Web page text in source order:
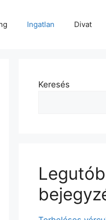
Ingatlan Divat
Keresés